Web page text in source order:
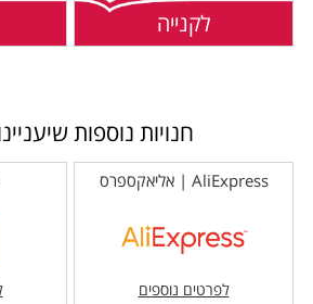
לקנייה
חנויות נוספות
AliExpress | אליאקספרס
לפרטים נוספים